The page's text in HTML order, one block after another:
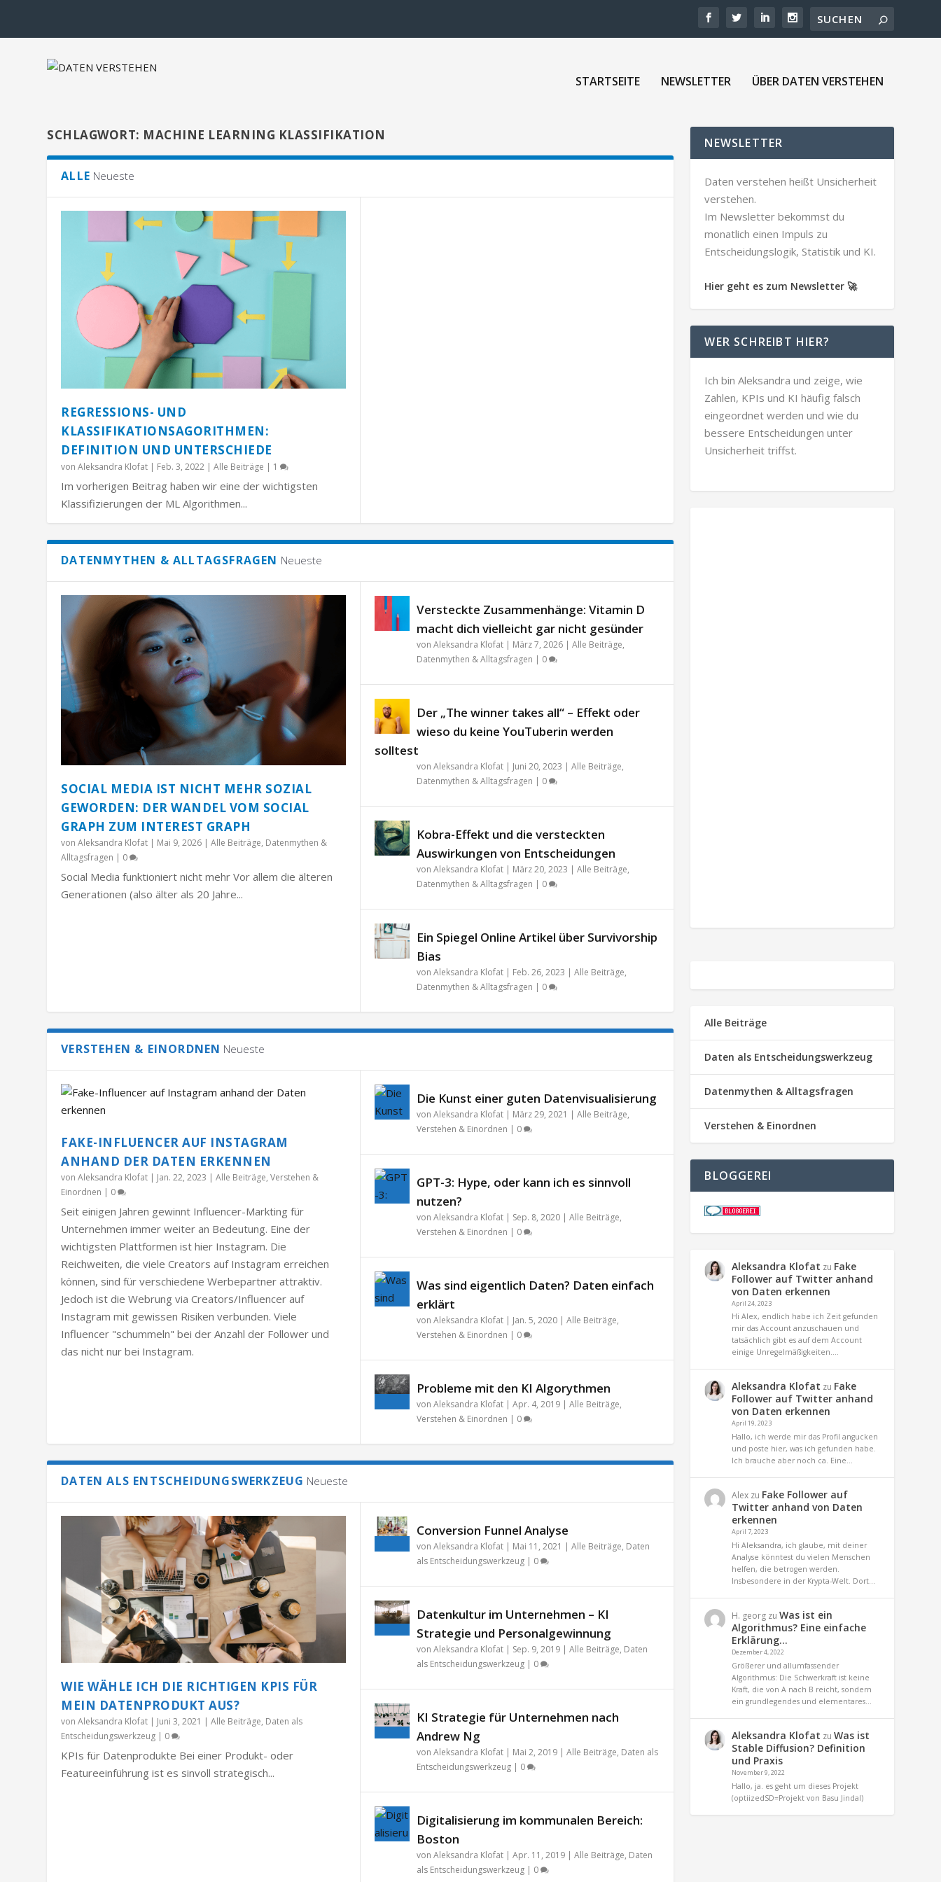
STARTSEITE NEWSLETTER ÜBER DATEN VERSTEHEN
SCHLAGWORT: MACHINE LEARNING KLASSIFIKATION
ALLE Neueste
REGRESSIONS- UND
KLASSIFIKATIONSAGORITHMEN:
DEFINITION UND UNTERSCHIEDE
vonAleksandra Klofat | Feb. 3, 2022 |Alle Beiträge | 1
Im vorherigen Beitrag haben wir eine der wichtigsten
Klassifizierungen der ML Algorithmen...
DATENMYTHEN & ALLTAGSFRAGEN Neueste
SOCIAL MEDIA IST NICHT MEHR SOZIAL
GEWORDEN: DER WANDEL VOM SOCIAL
GRAPH ZUM INTEREST GRAPH
vonAleksandra Klofat | Mai 9, 2026 |Alle Beiträge, Datenmythen &
Alltagsfragen | 0
Social Media funktioniert nicht mehr Vor allem die älteren
Generationen (also älter als 20 Jahre...
Versteckte Zusammenhänge: Vitamin D
macht dich vielleicht gar nicht gesünder
von Aleksandra Klofat| März 7, 2026| Alle Beiträge,
Datenmythen & Alltagsfragen | 0
Der „The winner takes all“ – Effekt oder
wieso du keine YouTuberin werden
solltest
von Aleksandra Klofat| Juni 20, 2023 | Alle Beiträge,
Datenmythen & Alltagsfragen | 0
Kobra-Effekt und die versteckten
Auswirkungen von Entscheidungen
von Aleksandra Klofat| März 20, 2023 | Alle Beiträge,
Datenmythen & Alltagsfragen | 0
Ein Spiegel Online Artikel über Survivorship
Bias
von Aleksandra Klofat| Feb. 26, 2023 | Alle Beiträge,
Datenmythen & Alltagsfragen | 0
VERSTEHEN & EINORDNEN Neueste
FAKE-INFLUENCER AUF INSTAGRAM
ANHAND DER DATEN ERKENNEN
vonAleksandra Klofat | Jan. 22, 2023 |Alle Beiträge,Verstehen &
Einordnen | 0
Seit einigen Jahren gewinnt Influencer-Markting für
Unternehmen immer weiter an Bedeutung. Eine der
wichtigsten Plattformen ist hier Instagram. Die
Reichweiten, die viele Creators auf Instagram erreichen
können, sind für verschiedene Werbepartner attraktiv.
Jedoch ist die Webrung via Creators/Influencer auf
Instagram mit gewissen Risiken verbunden. Viele
Influencer "schummeln" bei der Anzahl der Follower und
das nicht nur bei Instagram.
Die Kunst einer guten Datenvisualisierung
von Aleksandra Klofat| März 29, 2021 | Alle Beiträge,
Verstehen & Einordnen | 0
GPT-3: Hype, oder kann ich es sinnvoll
nutzen?
von Aleksandra Klofat| Sep. 8, 2020| Alle Beiträge,
Verstehen & Einordnen | 0
Was sind eigentlich Daten? Daten einfach
erklärt
von Aleksandra Klofat| Jan. 5, 2020| Alle Beiträge,
Verstehen & Einordnen | 0
Probleme mit den KI Algorythmen
von Aleksandra Klofat| Apr. 4, 2019| Alle Beiträge,
Verstehen & Einordnen | 0
DATEN ALS ENTSCHEIDUNGSWERKZEUG Neueste
WIE WÄHLE ICH DIE RICHTIGEN KPIS FÜR
MEIN DATENPRODUKT AUS?
vonAleksandra Klofat | Juni 3, 2021 |Alle Beiträge, Daten als
Entscheidungswerkzeug | 0
KPIs für Datenprodukte Bei einer Produkt- oder
Featureeinführung ist es sinvoll strategisch...
Conversion Funnel Analyse
von Aleksandra Klofat| Mai 11, 2021 | Alle Beiträge, Daten
als Entscheidungswerkzeug| 0
Datenkultur im Unternehmen – KI
Strategie und Personalgewinnung
von Aleksandra Klofat| Sep. 9, 2019| Alle Beiträge, Daten
als Entscheidungswerkzeug| 0
KI Strategie für Unternehmen nach
Andrew Ng
von Aleksandra Klofat| Mai 2, 2019| Alle Beiträge, Daten als
Entscheidungswerkzeug| 0
Digitalisierung im kommunalen Bereich:
Boston
von Aleksandra Klofat| Apr. 11, 2019| Alle Beiträge, Daten
als Entscheidungswerkzeug| 0
NEWSLETTER
Daten verstehen heißt Unsicherheit
verstehen.
Im Newsletter bekommst du
monatlich einen Impuls zu
Entscheidungslogik, Statistik und KI.
Hier geht es zum Newsletter 🚀
WER SCHREIBT HIER?
Ich bin Aleksandra und zeige, wie
Zahlen, KPIs und KI häufig falsch
eingeordnet werden und wie du
bessere Entscheidungen unter
Unsicherheit triffst.
Alle Beiträge
Daten als Entscheidungswerkzeug
Datenmythen & Alltagsfragen
Verstehen & Einordnen
BLOGGEREI
Aleksandra Klofat zu Fake
Follower auf Twitter anhand
von Daten erkennen
April 24, 2023
Hi Alex, endlich habe ich Zeit gefunden
mir das Account anzuschauen und
tatsächlich gibt es auf dem Account
einige Unregelmäßigkeiten.…
Aleksandra Klofat zu Fake
Follower auf Twitter anhand
von Daten erkennen
April 19, 2023
Hallo, ich werde mir das Profil angucken
und poste hier, was ich gefunden habe.
Ich brauche aber noch ca. Eine…
Alex zu Fake Follower auf
Twitter anhand von Daten
erkennen
April 7, 2023
Hi Aleksandra, ich glaube, mit deiner
Analyse könntest du vielen Menschen
helfen, die betrogen werden.
Insbesondere in der Krypta-Welt. Dort…
H. georg zuWas ist ein
Algorithmus? Eine einfache
Erklärung…
Dezember 4, 2022
Größerer und allumfassender
Algorithmus: Die Schwerkraft ist keine
Kraft, die von A nach B reicht, sondern
ein grundlegendes und elementares…
Aleksandra Klofat zuWas ist
Stable Diffusion? Definition
und Praxis
November 9, 2022
Hallo, ja. es geht um dieses Projekt
(optiizedSD=Projekt von Basu Jindal)